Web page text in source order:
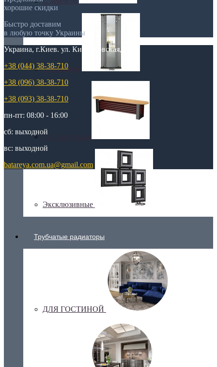
С зеркалом
Теплая скамья
Эксклюзивные
Трубчатые радиаторы
ДЛЯ ГОСТИНОЙ
хорошие скидки
Быстро доставим
в любую точку Украины
Украина, г.Киев. ул. Кирилловская,160А
+38 (044) 38-38-710
+38 (096) 38-38-710
+38 (093) 38-38-710
пн-пт: 08:00 - 16:00
сб: выходной
вс: выходной
batareya.com.ua@gmail.com